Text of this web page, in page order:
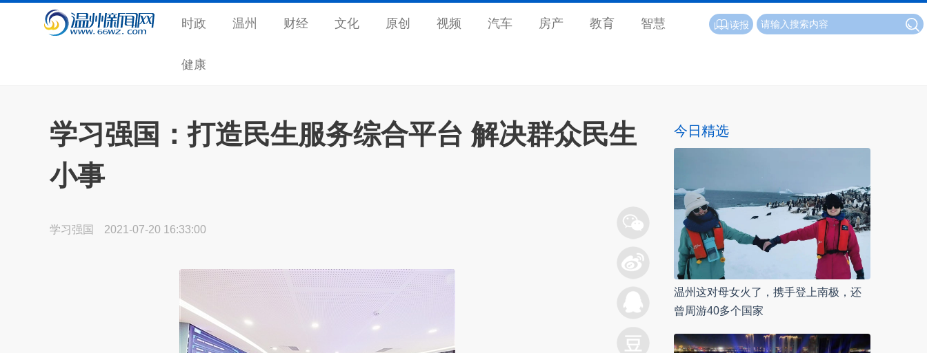
时政 温州 财经 文化 原创 视频 汽车 房产 教育 智慧
健康
读报
学习强国：打造民生服务综合平台 解决群众民生
小事
学习强国 2021-07-20 16:33:00
今日精选
温州这对母女火了，携手登上南极，还
曾周游40多个国家